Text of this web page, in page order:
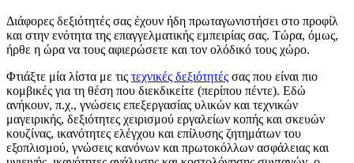
Διάφορες δεξιότητές σας έχουν ήδη πρωταγωνιστήσει στο προφίλ
και στην ενότητα της επαγγελματικής εμπειρίας σας. Τώρα, όμως,
ήρθε η ώρα να τους αφιερώσετε και τον ολόδικό τους χώρο.
Φτιάξτε μία λίστα με τις τεχνικές δεξιότητές σας που είναι πιο
κομβικές για τη θέση που διεκδικείτε (περίπου πέντε). Εδώ
ανήκουν, π.χ., γνώσεις επεξεργασίας υλικών και τεχνικών
μαγειρικής, δεξιότητες χειρισμού εργαλείων κοπής και σκευών
κουζίνας, ικανότητες ελέγχου και επίλυσης ζητημάτων του
εξοπλισμού, γνώσεις κανόνων και πρωτοκόλλων ασφάλειας και